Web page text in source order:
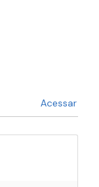
Acessar